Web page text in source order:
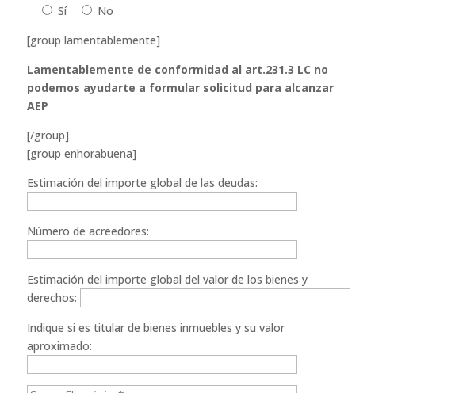
Sí
No
[group lamentablemente]
Lamentablemente de conformidad al art.231.3 LC no
podemos ayudarte a formular solicitud para alcanzar
AEP
[/group]
[group enhorabuena]
Estimación del importe global de las deudas:
Número de acreedores:
Estimación del importe global del valor de los bienes y
derechos:
Indique si es titular de bienes inmuebles y su valor
aproximado: